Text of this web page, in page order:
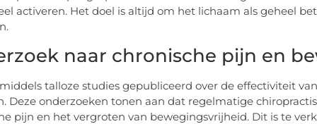
activeren. Het doel is altijd om het lichaam als geheel
naar chronische pijn en
talloze studies gepubliceerd over de effectiviteit
Deze onderzoeken tonen aan dat regelmatige
pijn en het vergroten van bewegingsvrijheid. Dit is te